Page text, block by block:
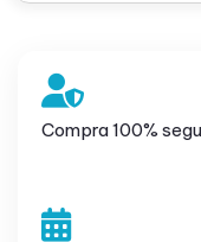
Compra 100%